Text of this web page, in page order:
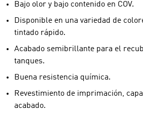
Bajo olor y bajo contenido en COV.
Disponible en una variedad de
tintado rápido.
Acabado semibrillante para el
tanques.
Buena resistencia química.
Revestimiento de imprimación,
acabado.